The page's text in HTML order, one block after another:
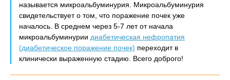
называется микроальбуминурия. Микроальбуминурия
свидетельствует о том, что поражение почек уже
началось. В среднем через 5-7 лет от начала
микроальбуминурии диабетическая нефропатия
(диабетическое поражение почек) переходит в
клинически выраженную стадию. Всего доброго!